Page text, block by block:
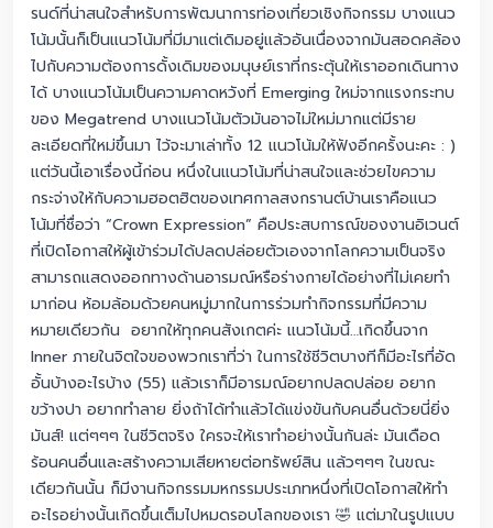
รนด์ที่น่าสนใจสำหรับการพัฒนาการท่องเที่ยวเชิงกิจกรรม บางแนว
โน้มนั้นก็เป็นแนวโน้มที่มีมาแต่เดิมอยู่แล้วอันเนื่องจากมันสอดคล้อง
ไปกับความต้องการดั้งเดิมของมนุษย์เราที่กระตุ้นให้เราออกเดินทาง
ได้ บางแนวโน้มเป็นความคาดหวังที่ Emerging ใหม่จากแรงกระทบ
ของ Megatrend บางแนวโน้มตัวมันอาจไม่ใหม่มากแต่มีราย
ละเอียดที่ใหม่ขึ้นมา ไว้จะมาเล่าทั้ง 12 แนวโน้มให้ฟังอีกครั้งนะคะ : )
แต่วันนี้เอาเรื่องนี้ก่อน หนึ่งในแนวโน้มที่น่าสนใจและช่วยไขความ
กระจ่างให้กับความฮอตฮิตของเทศกาลสงกรานต์บ้านเราคือแนว
โน้มที่ชื่อว่า “Crown Expression” คือประสบการณ์ของงานอิเวนต์
ที่เปิดโอกาสให้ผู้เข้าร่วมได้ปลดปล่อยตัวเองจากโลกความเป็นจริง
สามารถแสดงออกทางด้านอารมณ์หรือร่างกายได้อย่างที่ไม่เคยทำ
มาก่อน ห้อมล้อมด้วยคนหมู่มากในการร่วมทำกิจกรรมที่มีความ
หมายเดียวกัน อยากให้ทุกคนสังเกตค่ะ แนวโน้มนี้…เกิดขึ้นจาก
Inner ภายในจิตใจของพวกเราที่ว่า ในการใช้ชีวิตบางทีก็มีอะไรที่อัด
อั้นบ้างอะไรบ้าง (55) แล้วเราก็มีอารมณ์อยากปลดปล่อย อยาก
ขว้างปา อยากทำลาย ยิ่งถ้าได้ทำแล้วได้แข่งขันกับคนอื่นด้วยนี่ยิ่ง
มันส์! แต่ๆๆๆ ในชีวิตจริง ใครจะให้เราทำอย่างนั้นกันล่ะ มันเดือด
ร้อนคนอื่นและสร้างความเสียหายต่อทรัพย์สิน แล้วๆๆๆ ในขณะ
เดียวกันนั้น ก็มีงานกิจกรรมมหกรรมประเภทหนึ่งที่เปิดโอกาสให้ทำ
อะไรอย่างนั้นเกิดขึ้นเต็มไปหมดรอบโลกของเรา 🤣 แต่มาในรูปแบบ